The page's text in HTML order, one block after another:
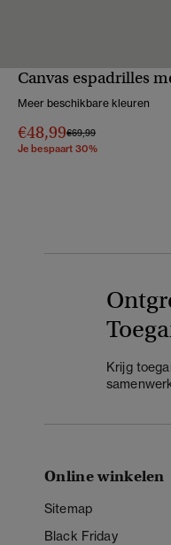
SNELLE
Canvas espadrilles
Meer beschikbare kleuren
€48,99Prijs verlaagd van
€69,99naar
Je bespaart 30%
Krijg
Online winkelen
Sitemap
Black Friday